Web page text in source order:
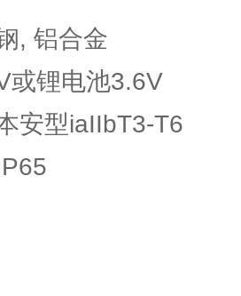
, 铝合金
或锂电池3.6V
安型iaIIbT3-T6